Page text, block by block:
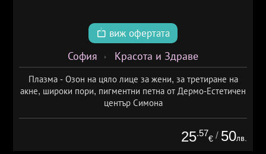
виж офертата
София Красота и Здраве
Плазма - Озон на цяло лице за жени, за третиране на
акне, широки пори, пигментни петна от Дермо-Естетичен
център Симона
25.57
€ / 50лв.